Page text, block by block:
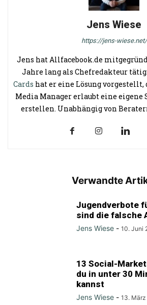
Jens Wiese
https://jens-wiese.net/
Jens hat Allfacebook.de
Jahre lang als Chefredakteur
Cards hat er eine Lösung vorgestellt,
Media Manager erlaubt eine eigene
erstellen. Unabhängig von
Verwandte
Jugendverbote
sind die falsche
Jens Wiese - 10. Juni
13 Social-
du in unter 30
kannst
Jens Wiese - 13.